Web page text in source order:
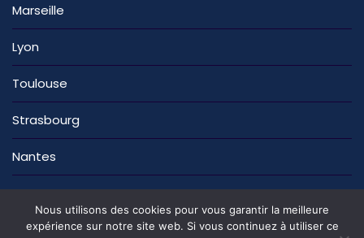
Marseille
Lyon
Toulouse
Strasbourg
Nantes
Nous utilisons des cookies pour vous garantir la meilleure
expérience sur notre site web. Si vous continuez à utiliser ce